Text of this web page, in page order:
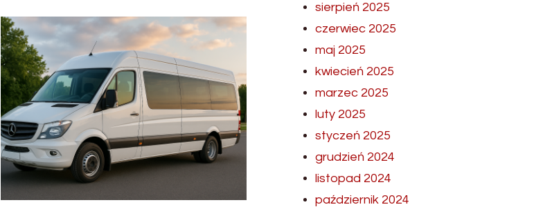
sierpień 2025
czerwiec 2025
maj 2025
kwiecień 2025
marzec 2025
luty 2025
styczeń 2025
grudzień 2024
listopad 2024
październik 2024